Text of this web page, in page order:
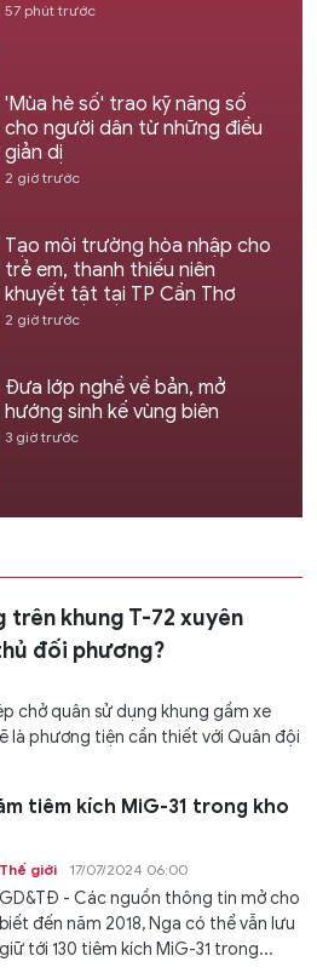
57 phút trước
'Mùa hè số' trao kỹ năng số
cho người dân từ những điều
giản dị
2 giờ trước
Tạo môi trường hòa nhập cho
trẻ em, thanh thiếu niên
khuyết tật tại TP Cần Thơ
2 giờ trước
Đưa lớp nghề về bản, mở
hướng sinh kế vùng biên
3 giờ trước
trên khung T-72 xuyên
đối phương?
chở quân sử dụng khung gầm xe
là phương tiện cần thiết với Quân đội
tiêm kích MiG-31 trong kho
Thế giới 17/07/2024 06:00
GD&TĐ - Các nguồn thông tin mở cho
biết đến năm 2018, Nga có thể vẫn lưu
giữ tới 130 tiêm kích MiG-31 trong...